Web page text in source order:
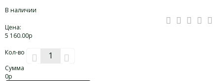
В наличии
Цена:
5 160.00р
Кол-во
Сумма
0р